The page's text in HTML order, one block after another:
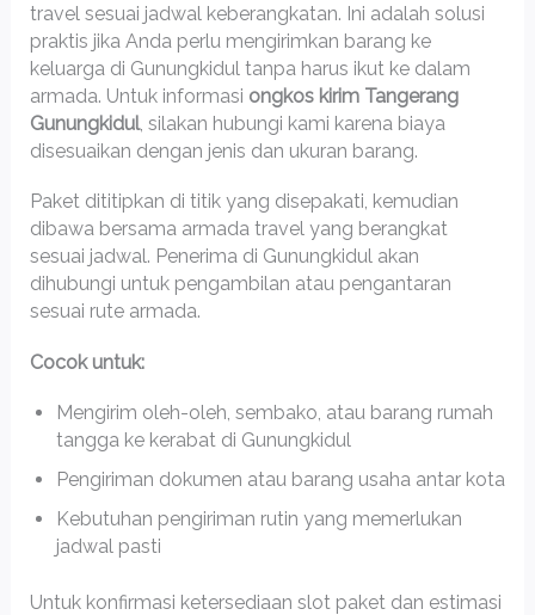
travel sesuai jadwal keberangkatan. Ini adalah solusi
praktis jika Anda perlu mengirimkan barang ke
keluarga di Gunungkidul tanpa harus ikut ke dalam
armada. Untuk informasi ongkos kirim Tangerang
Gunungkidul, silakan hubungi kami karena biaya
disesuaikan dengan jenis dan ukuran barang.
Paket dititipkan di titik yang disepakati, kemudian
dibawa bersama armada travel yang berangkat
sesuai jadwal. Penerima di Gunungkidul akan
dihubungi untuk pengambilan atau pengantaran
sesuai rute armada.
Cocok untuk:
Mengirim oleh-oleh, sembako, atau barang rumah
tangga ke kerabat di Gunungkidul
Pengiriman dokumen atau barang usaha antar kota
Kebutuhan pengiriman rutin yang memerlukan
jadwal pasti
Untuk konfirmasi ketersediaan slot paket dan estimasi